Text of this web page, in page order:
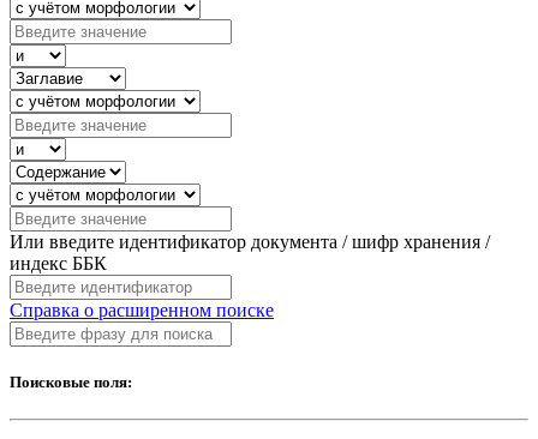
Или введите идентификатор документа / шифр хранения /
индекс ББК
Справка о расширенном поиске
Поисковые поля: